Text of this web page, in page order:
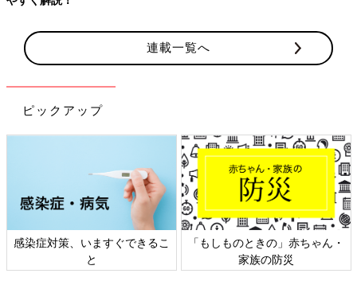
連載一覧へ
ピックアップ
ん・
日本外来小児科学会リーフレッ
六星占術 細木かおりさん